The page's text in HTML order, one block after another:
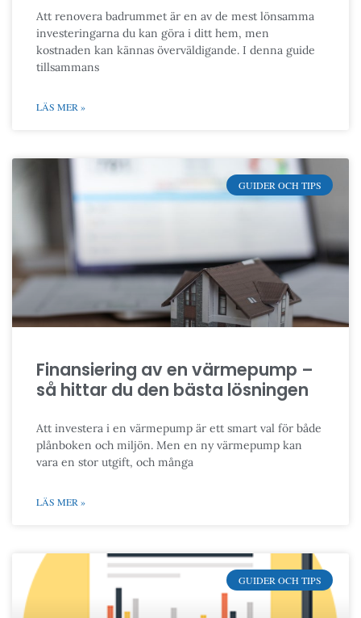
Att renovera badrummet är en av de mest lönsamma
investeringarna du kan göra i ditt hem, men
kostnaden kan kännas överväldigande. I denna guide
tillsammans
LÄS MER »
GUIDER OCH TIPS
Finansiering av en värmepump –
så hittar du den bästa lösningen
Att investera i en värmepump är ett smart val för både
plånboken och miljön. Men en ny värmepump kan
vara en stor utgift, och många
LÄS MER »
GUIDER OCH TIPS